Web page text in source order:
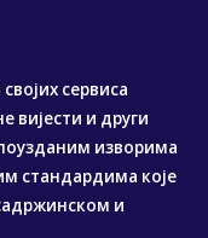
сервиса
вијести и други
изворима
стандардима које
и